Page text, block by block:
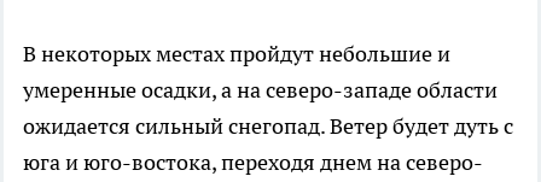
В некоторых местах пройдут небольшие и
умеренные осадки, а на северо-западе области
ожидается сильный снегопад. Ветер будет дуть с
юга и юго-востока, переходя днем на северо-